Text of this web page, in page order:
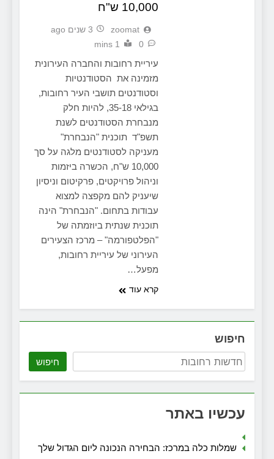
10,000 ש"ח
zoomat
3 שנים ago
0
1 mins
עיריית רחובות והחברה העירונית
מזמינה את הסטודנטיות
וסטודנטים תושבי העיר רחובות,
בגילאי 35-18, להיות חלק
מנבחרת הסטודנטים לשנת
תשפ"ד תוכנית "הנבחרת"
מעניקה לסטודנטים מלגה על סך
10,000 ש"ח, הכשרה ביזמות
וניהול פרויקטים, פרקיטום וניסיון
שיעניק להם מקפצה למצוא
עבודות בתחום. "הנבחרת" הינה
תוכנית שנתית ביוזמתה של
"הפלטפורמה" – מרכז הצעירים
העירוני של עיריית רחובות,
מפעל…
קרא עוד
חיפוש
חיפוש
עכשיו באתר
שמלות כלה במרכז: הבחירה הנכונה ליום הגדול שלך